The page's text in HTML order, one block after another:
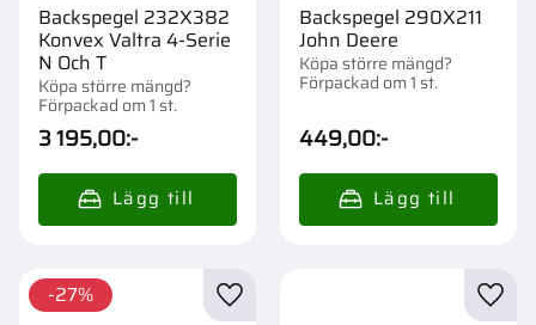
Backspegel 232X382
Konvex Valtra 4-Serie
N Och T
Köpa större mängd?
Förpackad om 1 st.
3 195,00:-
Backspegel 290X211
John Deere
Köpa större mängd?
Förpackad om 1 st.
449,00:-
27% Lägg till i favoriter